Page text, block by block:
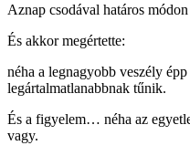
Aznap csodával határos
És akkor megértette:
néha a legnagyobb veszély
legártalmatlanabbnak tűnik.
És a figyelem… néha az
vagy.